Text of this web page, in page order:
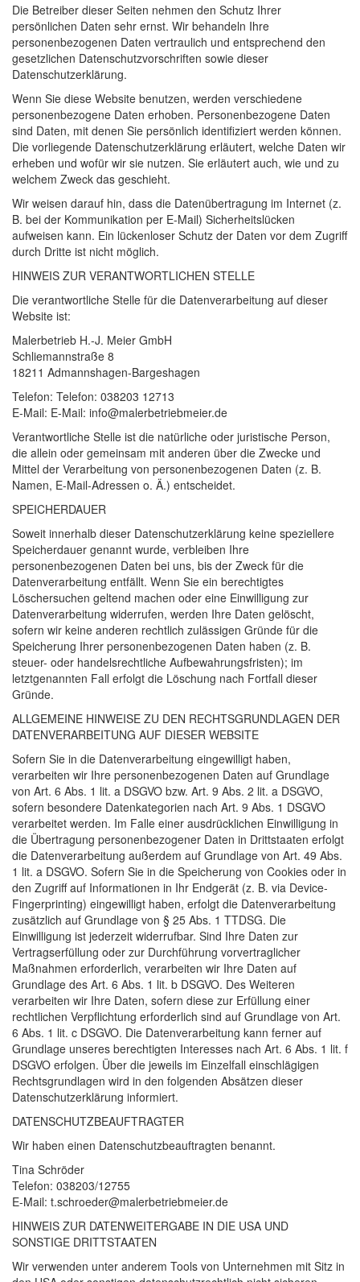
Die Betreiber dieser Seiten nehmen den Schutz Ihrer
persönlichen Daten sehr ernst. Wir behandeln Ihre
personenbezogenen Daten vertraulich und entsprechend den
gesetzlichen Datenschutzvorschriften sowie dieser
Datenschutzerklärung.
Wenn Sie diese Website benutzen, werden verschiedene
personenbezogene Daten erhoben. Personenbezogene Daten
sind Daten, mit denen Sie persönlich identifiziert werden können.
Die vorliegende Datenschutzerklärung erläutert, welche Daten wir
erheben und wofür wir sie nutzen. Sie erläutert auch, wie und zu
welchem Zweck das geschieht.
Wir weisen darauf hin, dass die Datenübertragung im Internet (z.
B. bei der Kommunikation per E-Mail) Sicherheitslücken
aufweisen kann. Ein lückenloser Schutz der Daten vor dem Zugriff
durch Dritte ist nicht möglich.
HINWEIS ZUR VERANTWORTLICHEN STELLE
Die verantwortliche Stelle für die Datenverarbeitung auf dieser
Website ist:
Malerbetrieb H.-J. Meier GmbH
Schliemannstraße 8
18211 Admannshagen-Bargeshagen
Telefon: Telefon: 038203 12713
E-Mail: E-Mail: info@malerbetriebmeier.de
Verantwortliche Stelle ist die natürliche oder juristische Person,
die allein oder gemeinsam mit anderen über die Zwecke und
Mittel der Verarbeitung von personenbezogenen Daten (z. B.
Namen, E-Mail-Adressen o. Ä.) entscheidet.
SPEICHERDAUER
Soweit innerhalb dieser Datenschutzerklärung keine speziellere
Speicherdauer genannt wurde, verbleiben Ihre
personenbezogenen Daten bei uns, bis der Zweck für die
Datenverarbeitung entfällt. Wenn Sie ein berechtigtes
Löschersuchen geltend machen oder eine Einwilligung zur
Datenverarbeitung widerrufen, werden Ihre Daten gelöscht,
sofern wir keine anderen rechtlich zulässigen Gründe für die
Speicherung Ihrer personenbezogenen Daten haben (z. B.
steuer- oder handelsrechtliche Aufbewahrungsfristen); im
letztgenannten Fall erfolgt die Löschung nach Fortfall dieser
Gründe.
ALLGEMEINE HINWEISE ZU DEN RECHTSGRUNDLAGEN DER
DATENVERARBEITUNG AUF DIESER WEBSITE
Sofern Sie in die Datenverarbeitung eingewilligt haben,
verarbeiten wir Ihre personenbezogenen Daten auf Grundlage
von Art. 6 Abs. 1 lit. a DSGVO bzw. Art. 9 Abs. 2 lit. a DSGVO,
sofern besondere Datenkategorien nach Art. 9 Abs. 1 DSGVO
verarbeitet werden. Im Falle einer ausdrücklichen Einwilligung in
die Übertragung personenbezogener Daten in Drittstaaten erfolgt
die Datenverarbeitung außerdem auf Grundlage von Art. 49 Abs.
1 lit. a DSGVO. Sofern Sie in die Speicherung von Cookies oder in
den Zugriff auf Informationen in Ihr Endgerät (z. B. via Device-
Fingerprinting) eingewilligt haben, erfolgt die Datenverarbeitung
zusätzlich auf Grundlage von § 25 Abs. 1 TTDSG. Die
Einwilligung ist jederzeit widerrufbar. Sind Ihre Daten zur
Vertragserfüllung oder zur Durchführung vorvertraglicher
Maßnahmen erforderlich, verarbeiten wir Ihre Daten auf
Grundlage des Art. 6 Abs. 1 lit. b DSGVO. Des Weiteren
verarbeiten wir Ihre Daten, sofern diese zur Erfüllung einer
rechtlichen Verpflichtung erforderlich sind auf Grundlage von Art.
6 Abs. 1 lit. c DSGVO. Die Datenverarbeitung kann ferner auf
Grundlage unseres berechtigten Interesses nach Art. 6 Abs. 1 lit. f
DSGVO erfolgen. Über die jeweils im Einzelfall einschlägigen
Rechtsgrundlagen wird in den folgenden Absätzen dieser
Datenschutzerklärung informiert.
DATENSCHUTZ­BEAUFTRAGTER
Wir haben einen Datenschutzbeauftragten benannt.
Tina Schröder
Telefon: 038203/12755
E-Mail: t.schroeder@malerbetriebmeier.de
HINWEIS ZUR DATENWEITERGABE IN DIE USA UND
SONSTIGE DRITTSTAATEN
Wir verwenden unter anderem Tools von Unternehmen mit Sitz in